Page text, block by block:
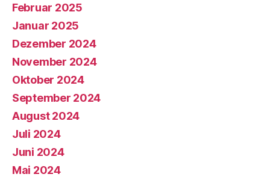
Februar 2025
Januar 2025
Dezember 2024
November 2024
Oktober 2024
September 2024
August 2024
Juli 2024
Juni 2024
Mai 2024